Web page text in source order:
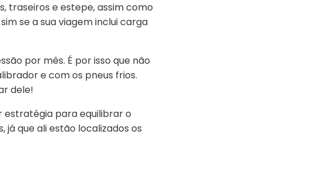
traseiros e estepe, assim como
se a sua viagem inclui carga
por mês. É por isso que não
e com os pneus frios.
dele!
estratégia para equilibrar o
que ali estão localizados os